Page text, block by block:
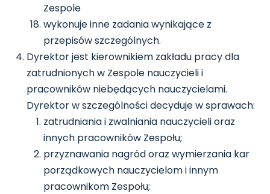
Zespole
wykonuje inne zadania wynikające z
przepisów szczególnych.
Dyrektor jest kierownikiem zakładu pracy dla
zatrudnionych w Zespole nauczycieli i
pracowników niebędących nauczycielami.
Dyrektor w szczególności decyduje w sprawach:
zatrudniania i zwalniania nauczycieli oraz
innych pracowników Zespołu;
przyznawania nagród oraz wymierzania kar
porządkowych nauczycielom i innym
pracownikom Zespołu;